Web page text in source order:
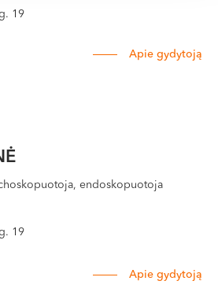
19
Apie gydytoją
endoskopuotoja
19
Apie gydytoją